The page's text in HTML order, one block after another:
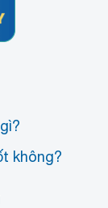
không?